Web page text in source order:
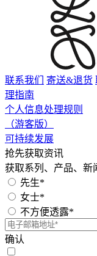
联系我们 寄送&退货
理指南
个人信息处理规则
（游客版）
可持续发展
抢先获取资讯
获取系列、产品、新
先生*
女士*
不方便透露*
确认